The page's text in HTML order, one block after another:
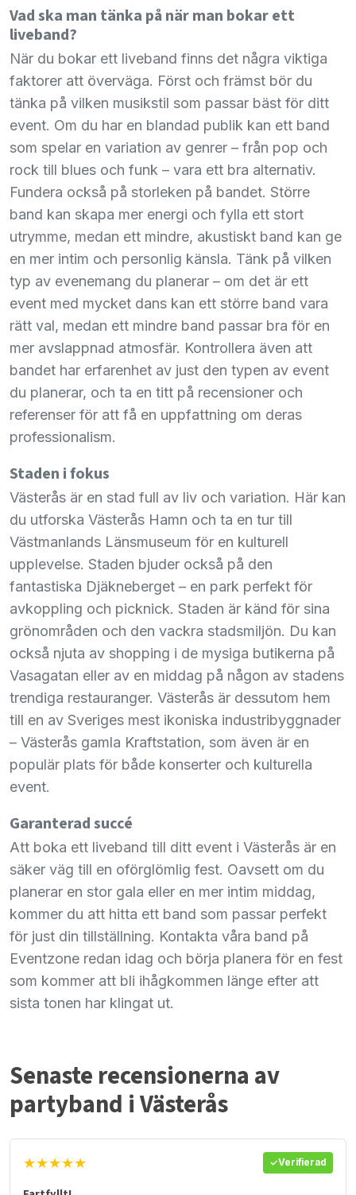
Vad ska man tänka på när man bokar ett
liveband?
När du bokar ett liveband finns det några viktiga
faktorer att överväga. Först och främst bör du
tänka på vilken musikstil som passar bäst för ditt
event. Om du har en blandad publik kan ett band
som spelar en variation av genrer – från pop och
rock till blues och funk – vara ett bra alternativ.
Fundera också på storleken på bandet. Större
band kan skapa mer energi och fylla ett stort
utrymme, medan ett mindre, akustiskt band kan ge
en mer intim och personlig känsla. Tänk på vilken
typ av evenemang du planerar – om det är ett
event med mycket dans kan ett större band vara
rätt val, medan ett mindre band passar bra för en
mer avslappnad atmosfär. Kontrollera även att
bandet har erfarenhet av just den typen av event
du planerar, och ta en titt på recensioner och
referenser för att få en uppfattning om deras
professionalism.
Staden i fokus
Västerås är en stad full av liv och variation. Här kan
du utforska Västerås Hamn och ta en tur till
Västmanlands Länsmuseum för en kulturell
upplevelse. Staden bjuder också på den
fantastiska Djäkneberget – en park perfekt för
avkoppling och picknick. Staden är känd för sina
grönområden och den vackra stadsmiljön. Du kan
också njuta av shopping i de mysiga butikerna på
Vasagatan eller av en middag på någon av stadens
trendiga restauranger. Västerås är dessutom hem
till en av Sveriges mest ikoniska industribyggnader
– Västerås gamla Kraftstation, som även är en
populär plats för både konserter och kulturella
event.
Garanterad succé
Att boka ett liveband till ditt event i Västerås är en
säker väg till en oförglömlig fest. Oavsett om du
planerar en stor gala eller en mer intim middag,
kommer du att hitta ett band som passar perfekt
för just din tillställning. Kontakta våra band på
Eventzone redan idag och börja planera för en fest
som kommer att bli ihågkommen länge efter att
sista tonen har klingat ut.
Senaste recensionerna av
partyband i Västerås
★★★★★ Verifierad